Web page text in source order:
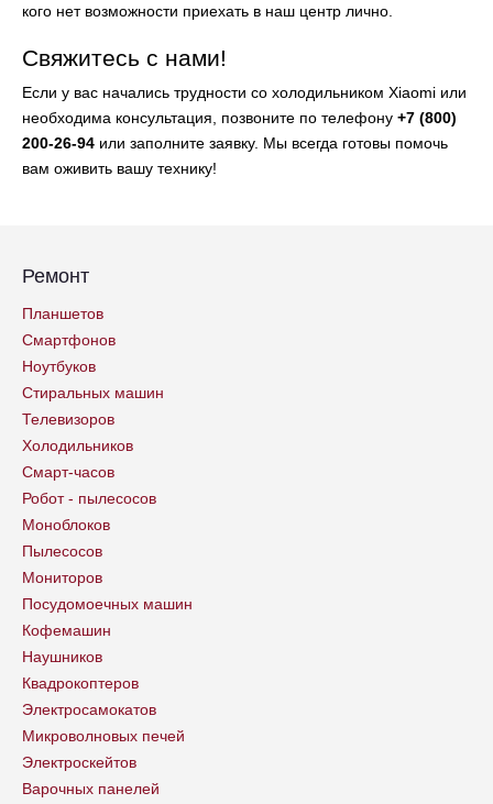
кого нет возможности приехать в наш центр лично.
Свяжитесь с нами!
Если у вас начались трудности со холодильником Xiaomi или
необходима консультация, позвоните по телефону +7 (800)
200-26-94 или заполните заявку. Мы всегда готовы помочь
вам оживить вашу технику!
Ремонт
Планшетов
Смартфонов
Ноутбуков
Стиральных машин
Телевизоров
Холодильников
Смарт-часов
Робот - пылесосов
Моноблоков
Пылесосов
Мониторов
Посудомоечных машин
Кофемашин
Наушников
Квадрокоптеров
Электросамокатов
Микроволновых печей
Электроскейтов
Варочных панелей